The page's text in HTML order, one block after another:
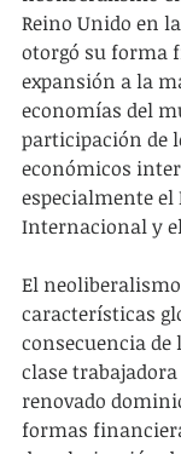
Reino Unido en
otorgó su forma
expansión a la
economías del
participación de
económicos
especialmente
Internacional y
El
características
consecuencia de
clase
renovado
formas